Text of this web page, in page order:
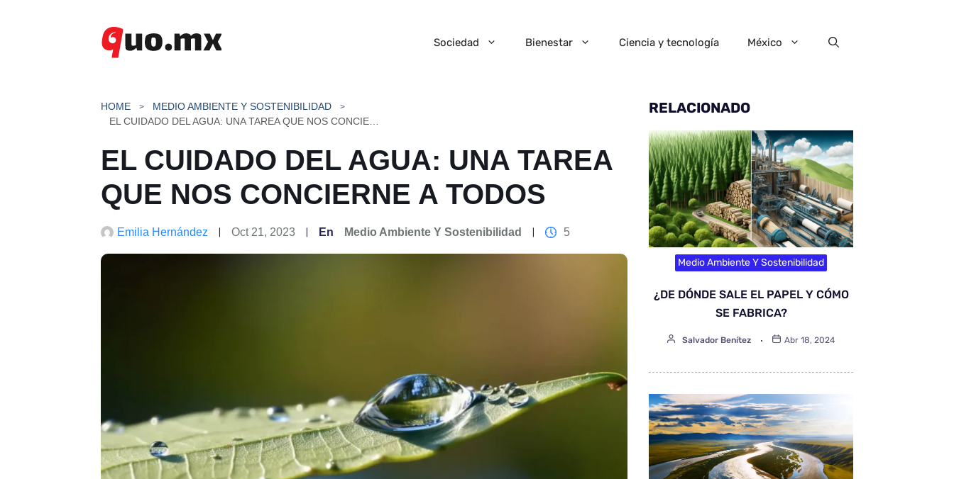
Sociedad Bienestar Ciencia y tecnología México
HOME
MEDIO AMBIENTE Y SOSTENIBILIDAD
EL CUIDADO DEL AGUA: UNA TAREA
QUE NOS CONCIERNE A TODOS
Emilia Hernández Oct 21, 2023 En Medio Ambiente Y Sostenibilidad 5
RELACIONADO
Medio Ambiente Y Sostenibilidad
¿DE DÓNDE SALE EL PAPEL Y CÓMO
SE FABRICA?
Salvador Benítez Abr 18, 2024